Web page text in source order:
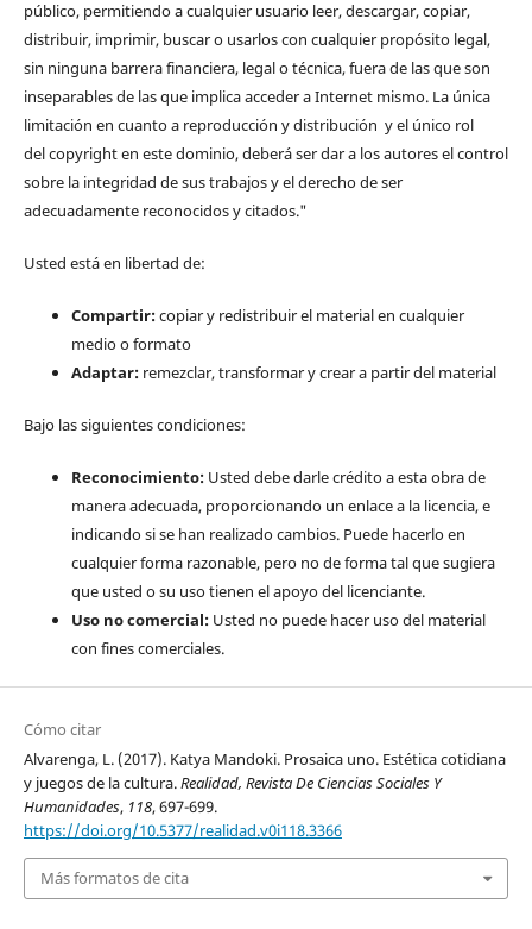
público, permitiendo a cualquier usuario leer, descargar, copiar,
distribuir, imprimir, buscar o usarlos con cualquier propósito legal,
sin ninguna barrera financiera, legal o técnica, fuera de las que son
inseparables de las que implica acceder a Internet mismo. La única
limitación en cuanto a reproducción y distribución y el único rol
del copyright en este dominio, deberá ser dar a los autores el control
sobre la integridad de sus trabajos y el derecho de ser
adecuadamente reconocidos y citados."
Usted está en libertad de:
Compartir:copiar y redistribuir el material en cualquier
medio o formato
Adaptar:remezclar, transformar y crear a partir del material
Bajo las siguientes condiciones:
Reconocimiento:Usted debe darle crédito a esta obra de
manera adecuada, proporcionando un enlace a la licencia, e
indicando si se han realizado cambios. Puede hacerlo en
cualquier forma razonable, pero no de forma tal que sugiera
que usted o su uso tienen el apoyo del licenciante.
Uso no comercial:Usted no puede hacer uso del material
con fines comerciales.
Cómo citar
Alvarenga, L. (2017). Katya Mandoki. Prosaica uno. Estética cotidiana
y juegos de la cultura.Realidad, Revista De Ciencias Sociales Y
Humanidades, 118, 697-699.
https://doi.org/10.5377/realidad.v0i118.3366
Más formatos de cita